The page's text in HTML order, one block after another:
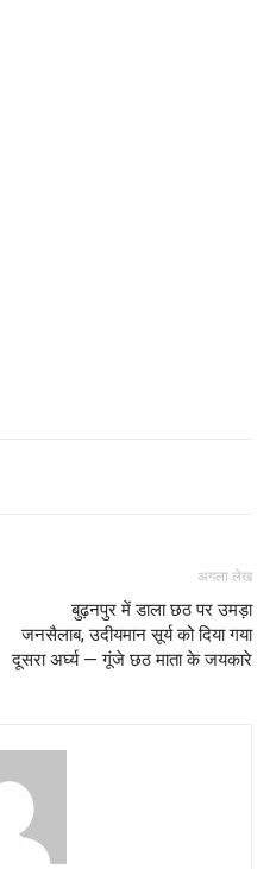
अगला लेख
बुढ़नपुर में डाला छठ पर उमड़ा
जनसैलाब, उदीयमान सूर्य को दिया गया
दूसरा अर्घ्य — गूंजे छठ माता के जयकारे